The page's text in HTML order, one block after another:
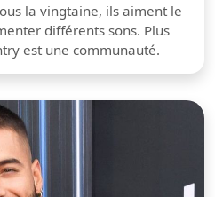
la vingtaine, ils aiment le
différents sons. Plus
est une communauté.